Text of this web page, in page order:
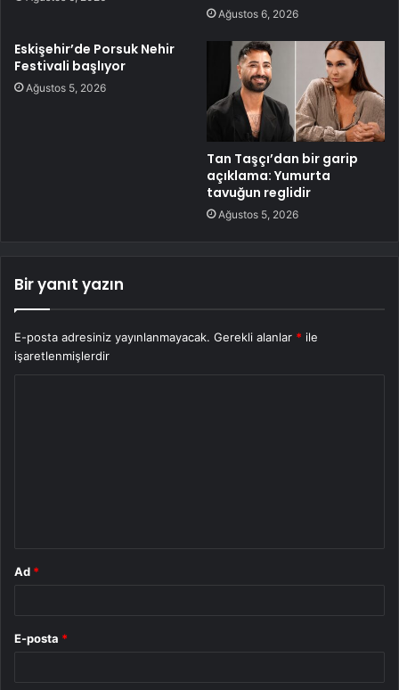
Ağustos 6, 2026
Eskişehir’de Porsuk Nehir
Festivali başlıyor
Ağustos 5, 2026
Tan Taşçı’dan bir garip
açıklama: Yumurta
tavuğun reglidir
Ağustos 5, 2026
Bir yanıt yazın
E-posta adresiniz yayınlanmayacak. Gerekli alanlar * ile
işaretlenmişlerdir
Ad *
E-posta *